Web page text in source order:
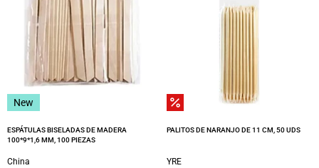
New
ESPÁTULAS BISELADAS DE MADERA
100*9*1,6 MM, 100 PIEZAS
China
PALITOS DE NARANJO DE 11 CM, 50 UDS
YRE